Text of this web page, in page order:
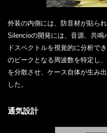
外装の内側には、防音材が貼られ
Silencioの開発には、音源、共鳴
ドスペクトルを視覚的に分析で
のピークとなる周波数を特定し
を分散させ、ケース自体が生み
した。
通気設計